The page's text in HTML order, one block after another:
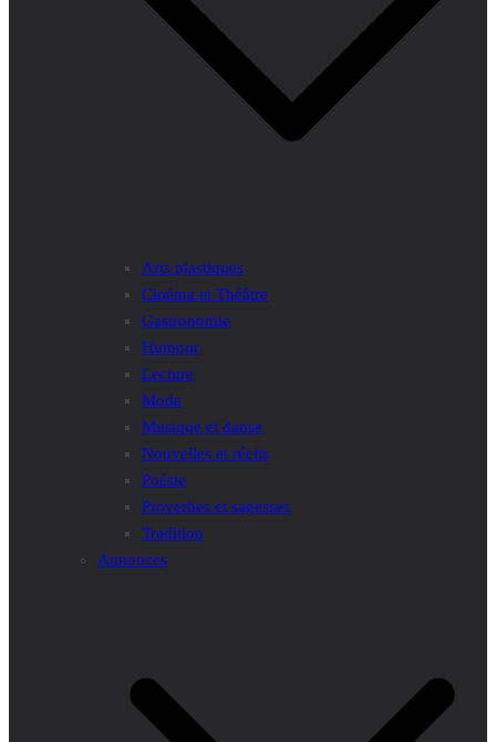
Arts plastiques
Cinéma et Théâtre
Gastronomie
Humour
Lecture
Mode
Musique et danse
Nouvelles et récits
Poésie
Proverbes et sagesses
Tradition
Annonces